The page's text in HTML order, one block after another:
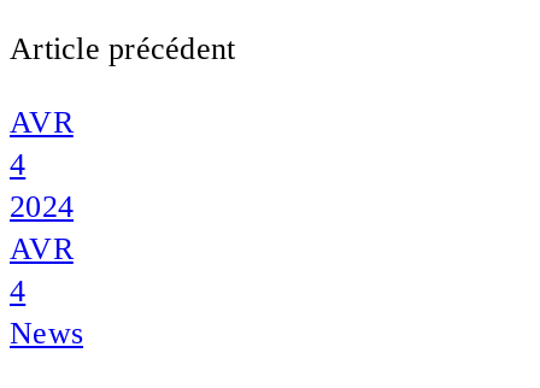
Article précédent
AVR
4
2024
AVR
4
News